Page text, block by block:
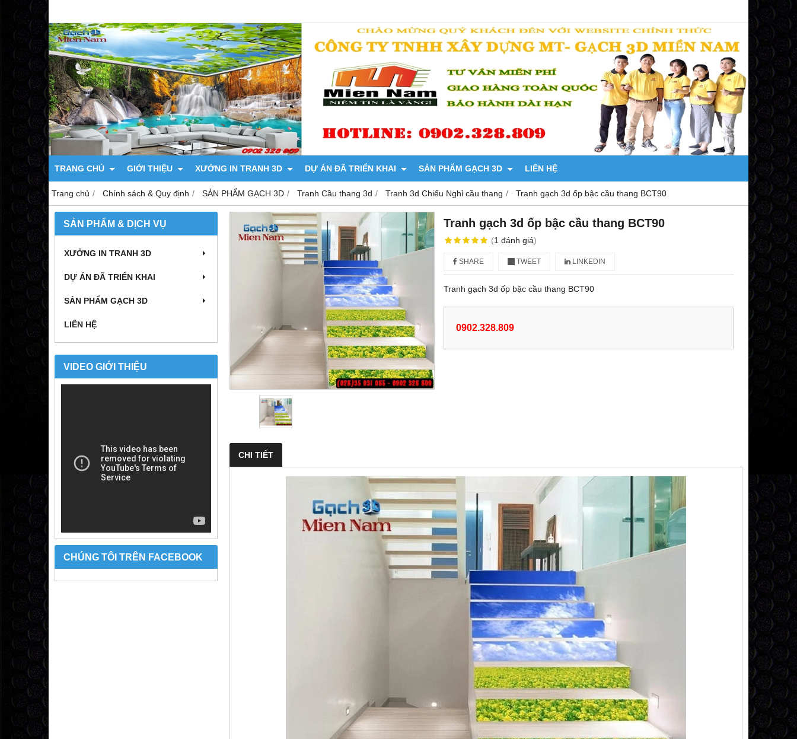
TRANG CHỦ GIỚI THIỆU XƯỞNG IN TRANH 3D DỰ ÁN ĐÃ TRIỂN KHAI SẢN PHẨM GẠCH 3D LIÊN HỆ
Trang chủ Chính sách & Quy định SẢN PHẨM GẠCH 3D Tranh Cầu thang 3d Tranh 3d Chiếu Nghỉ cầu thang Tranh gạch 3d ốp bậc cầu thang BCT90
SẢN PHẨM & DỊCH VỤ
XƯỞNG IN TRANH 3D
DỰ ÁN ĐÃ TRIỂN KHAI
SẢN PHẨM GẠCH 3D
LIÊN HỆ
VIDEO GIỚI THIỆU
CHÚNG TÔI TRÊN FACEBOOK
Tranh gạch 3d ốp bậc cầu thang BCT90
(1 đánh giá)
SHARE TWEET LINKEDIN
Tranh gạch 3d ốp bậc cầu thang BCT90
0902.328.809
CHI TIẾT